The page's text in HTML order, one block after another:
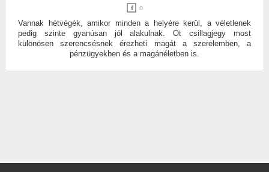
0
Vannak hétvégék, amikor minden a helyére kerül, a véletlenek
pedig szinte gyanúsan jól alakulnak. Öt csillagjegy most
különösen szerencsésnek érezheti magát a szerelemben, a
pénzügyekben és a magánéletben is.